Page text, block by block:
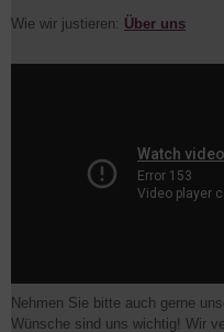
Wie wir justieren: Über uns
Nehmen Sie bitte auch gerne
Wünsche sind uns wichtig! Wir